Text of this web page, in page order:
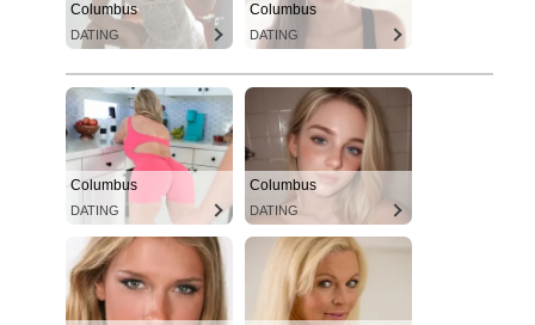
Columbus
DATING
Columbus
DATING
Columbus
DATING
Columbus
DATING